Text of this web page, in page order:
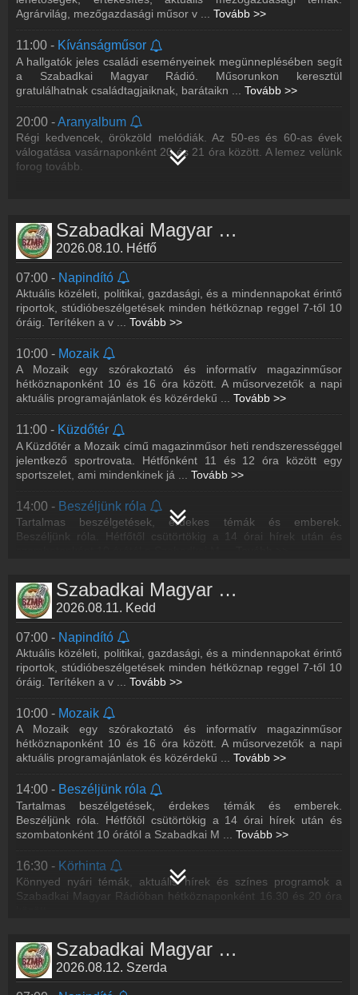
Agrárvilág, mezőgazdasági műsor v ... Tovább >>
11:00 - Kívánságműsor
A hallgatók jeles családi eseményeinek megünneplésében segít
a Szabadkai Magyar Rádió. Műsorunkon keresztül
gratulálhatnak családtagjaiknak, barátaikn
Tovább >>
20:00 -Aranyalbum
Régi kedvencek, örökzöld melódiák. Az 50-es és 60-as évek
válogatása vasárnaponként 20 és 21 óra között. A lemez velünk
forog tovább.
Szabadkai Magyar Rádió műsorai
2026.08.10. Hétfő
07:00 - Napindító
Aktuális közéleti, politikai, gazdasági, és a mindennapokat érintő
riportok, stúdióbeszélgetések minden hétköznap reggel 7-től 10
óráig. Terítéken a v
Tovább >>
10:00 - Mozaik
A Mozaik egy szórakoztató és informatív magazinműsor
hétköznaponként 10 és 16 óra között. A műsorvezetők a napi
aktuális programajánlatok és közérdekű ... Tovább >>
11:00 - Küzdőtér
A Küzdőtér a Mozaik című magazinműsor heti rendszerességgel
jelentkező sportrovata. Hétfőnként 11 és 12 óra között egy
sportszelet, ami mindenkinek já
Tovább >>
14:00 - Beszéljünk róla
Tartalmas beszélgetések, érdekes témák és emberek.
Beszéljünk róla. Hétfőtől csütörtökig a 14 órai hírek után és
16:30 -Körhinta
Könnyed nyári témák, aktuális hírek és színes programok a
Szabadkai Magyar Rádióban hétköznaponként 16.30 és 20 óra
között.
20:05 - A nosztalgia szárnyán
Ex-yu slágerek hétfőn, pénteken és szombaton 20 óra 5 perc és
21 óra között
21:00 - Esti koktél
A legjobb retró slágerek, nem csak éjszakai baglyoknak. Minden
hétköznap 21 és 24 óra között.
Szabadkai Magyar Rádió műsorai
2026.08.11. Kedd
07:00 - Napindító
Aktuális közéleti, politikai, gazdasági, és a mindennapokat érintő
riportok, stúdióbeszélgetések minden hétköznap reggel 7-től 10
óráig. Terítéken a v
Tovább >>
10:00 - Mozaik
A Mozaik egy szórakoztató és informatív magazinműsor
hétköznaponként 10 és 16 óra között. A műsorvezetők a napi
aktuális programajánlatok és közérdekű ... Tovább >>
14:00 - Beszéljünk róla
Tartalmas beszélgetések, érdekes témák és emberek.
Beszéljünk róla. Hétfőtől csütörtökig a 14 órai hírek után és
szombatonként 10 órától a Szabadkai M
Tovább >>
16:30 - Körhinta
Könnyed nyári témák, aktuális hírek és színes programok a
Szabadkai Magyar Rádióban hétköznaponként 16.30 és 20 óra
21:00 -Esti koktél
A legjobb retró slágerek, nem csak éjszakai baglyoknak. Minden
hétköznap 21 és 24 óra között.
Szabadkai Magyar Rádió műsorai
2026.08.12. Szerda